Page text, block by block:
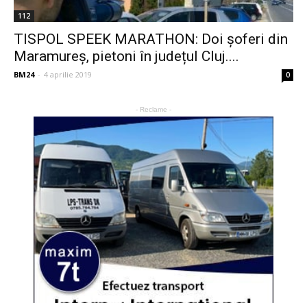
112
TISPOL SPEEK MARATHON: Doi șoferi din
Maramureș, pietoni în județul Cluj....
BM24 - 4 aprilie 2019 0
- Reclame -